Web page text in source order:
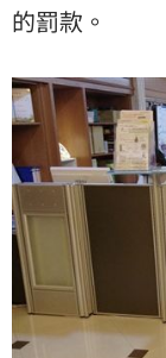
的罰款。